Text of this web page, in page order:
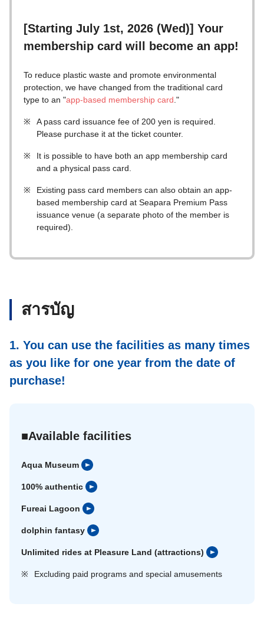
[Starting July 1st, 2026 (Wed)] Your
membership card will become an app!
To reduce plastic waste and promote environmental
protection, we have changed from the traditional card
type to an "app-based membership card ."
※
A pass card issuance fee of 200 yen is required.
Please purchase it at the ticket counter.
※
It is possible to have both an app membership card
and a physical pass card.
※
Existing pass card members can also obtain an app-
based membership card at Seapara Premium Pass
issuance venue (a separate photo of the member is
required).
สารบัญ
1. You can use the facilities as many times
as you like for one year from the date of
purchase!
■Available facilities
Aqua Museum
100% authentic
Fureai Lagoon
dolphin fantasy
Unlimited rides at Pleasure Land (attractions)
※ Excluding paid programs and special amusements